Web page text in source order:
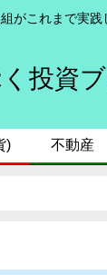
がこれまで実
投資
) 不動産